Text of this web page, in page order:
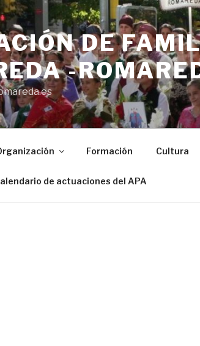
DE
-
Formación Cultura
de actuaciones del APA